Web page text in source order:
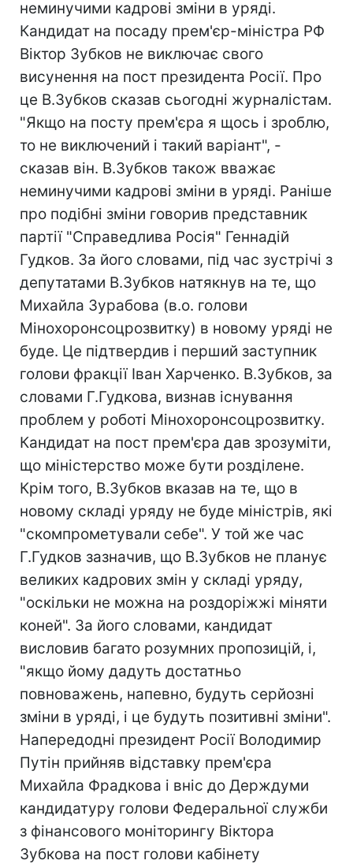
неминучими кадрові зміни в уряді.
Кандидат на посаду прем'єр-міністра РФ
Віктор Зубков не виключає свого
висунення на пост президента Росії. Про
це В.Зубков сказав сьогодні журналістам.
"Якщо на посту прем'єра я щось і зроблю,
то не виключений і такий варіант", -
сказав він. В.Зубков також вважає
неминучими кадрові зміни в уряді. Раніше
про подібні зміни говорив представник
партії "Справедлива Росія" Геннадій
Гудков. За його словами, під час зустрічі з
депутатами В.Зубков натякнув на те, що
Михайла Зурабова (в.о. голови
Мінохоронсоцрозвитку) в новому уряді не
буде. Це підтвердив і перший заступник
голови фракції Іван Харченко. В.Зубков, за
словами Г.Гудкова, визнав існування
проблем у роботі Мінохоронсоцрозвитку.
Кандидат на пост прем'єра дав зрозуміти,
що міністерство може бути розділене.
Крім того, В.Зубков вказав на те, що в
новому складі уряду не буде міністрів, які
"скомпрометували себе". У той же час
Г.Гудков зазначив, що В.Зубков не планує
великих кадрових змін у складі уряду,
"оскільки не можна на роздоріжжі міняти
коней". За його словами, кандидат
висловив багато розумних пропозицій, і,
"якщо йому дадуть достатньо
повноважень, напевно, будуть серйозні
зміни в уряді, і це будуть позитивні зміни".
Напередодні президент Росії Володимир
Путін прийняв відставку прем'єра
Михайла Фрадкова і вніс до Держдуми
кандидатуру голови Федеральної служби
з фінансового моніторингу Віктора
Зубкова на пост голови кабінету